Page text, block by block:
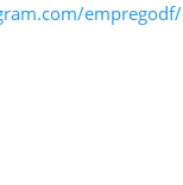
empregodf/